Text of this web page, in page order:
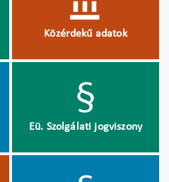
Közérdekű adatok
Eü. Szolgálati jogviszony